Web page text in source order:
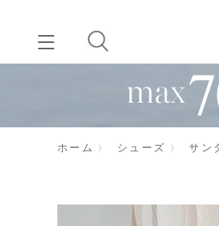
ホーム シューズ サン